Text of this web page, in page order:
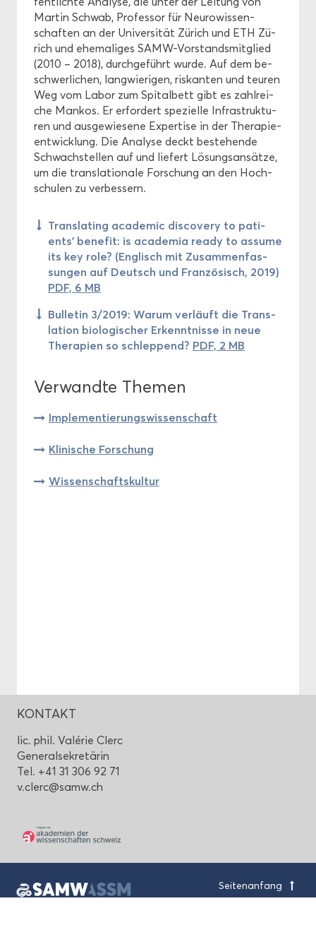
Mar­tin Schwab, Pro­fes­sor für Neu­ro­wis­sen­
schaf­ten an der Uni­ver­si­tät Zü­rich und ETH Zü­
rich und ehe­ma­li­ges SAMW-​Vorstandsmitglied
(2010 – 2018), durch­ge­führt wurde. Auf dem be­
schwer­li­chen, lang­wie­ri­gen, ris­kan­ten und teu­ren
Weg vom Labor zum Spi­tal­bett gibt es zahl­rei­
che Man­kos. Er er­for­dert spe­zi­el­le In­fra­struk­tu­
ren und aus­ge­wie­se­ne Ex­per­ti­se in der The­ra­pie­
ent­wick­lung. Die Ana­ly­se deckt be­stehen­de
Schwach­stel­len auf und lie­fert Lö­sungs­an­sät­ze,
um die trans­la­tio­na­le For­schung an den Hoch­
schu­len zu ver­bes­sern.
Trans­la­ting aca­de­mic dis­co­very to pa­ti­
ents’ be­ne­fit: is aca­de­mia ready to as­su­me
its key role? (Eng­lisch mit Zu­sam­men­fas­
sun­gen auf Deutsch und Fran­zö­sisch, 2019)
PDF, 6 MB
Bul­le­tin 3/2019: Warum ver­läuft die Trans­
la­ti­on bio­lo­gi­scher Er­kennt­nis­se in neue
The­ra­pien so schlep­pend? PDF, 2 MB
Ver­wand­te The­men
Im­ple­men­tie­rungs­wis­sen­schaft
Kli­ni­sche For­schung
Wis­sen­schafts­kul­tur
KON­TAKT
lic. phil. Valérie Clerc
Ge­ne­ral­se­kre­tä­rin
Tel. +41 31 306 92 71
v.clerc@samw.ch
Sei­ten­an­fang